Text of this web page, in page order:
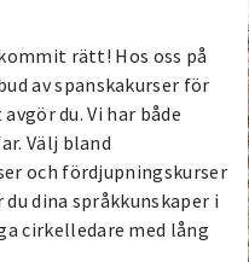
rätt! Hos oss på
av spanskakurser för
du. Vi har både
Välj bland
och fördjupningskurser
dina språkkunskaper i
cirkelledare med lång